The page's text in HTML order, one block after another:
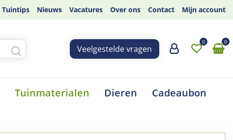
Tuintips Nieuws Vacatures Over ons Contact Mijn account
Veelgestelde vragen
Tuinmaterialen Dieren Cadeaubon